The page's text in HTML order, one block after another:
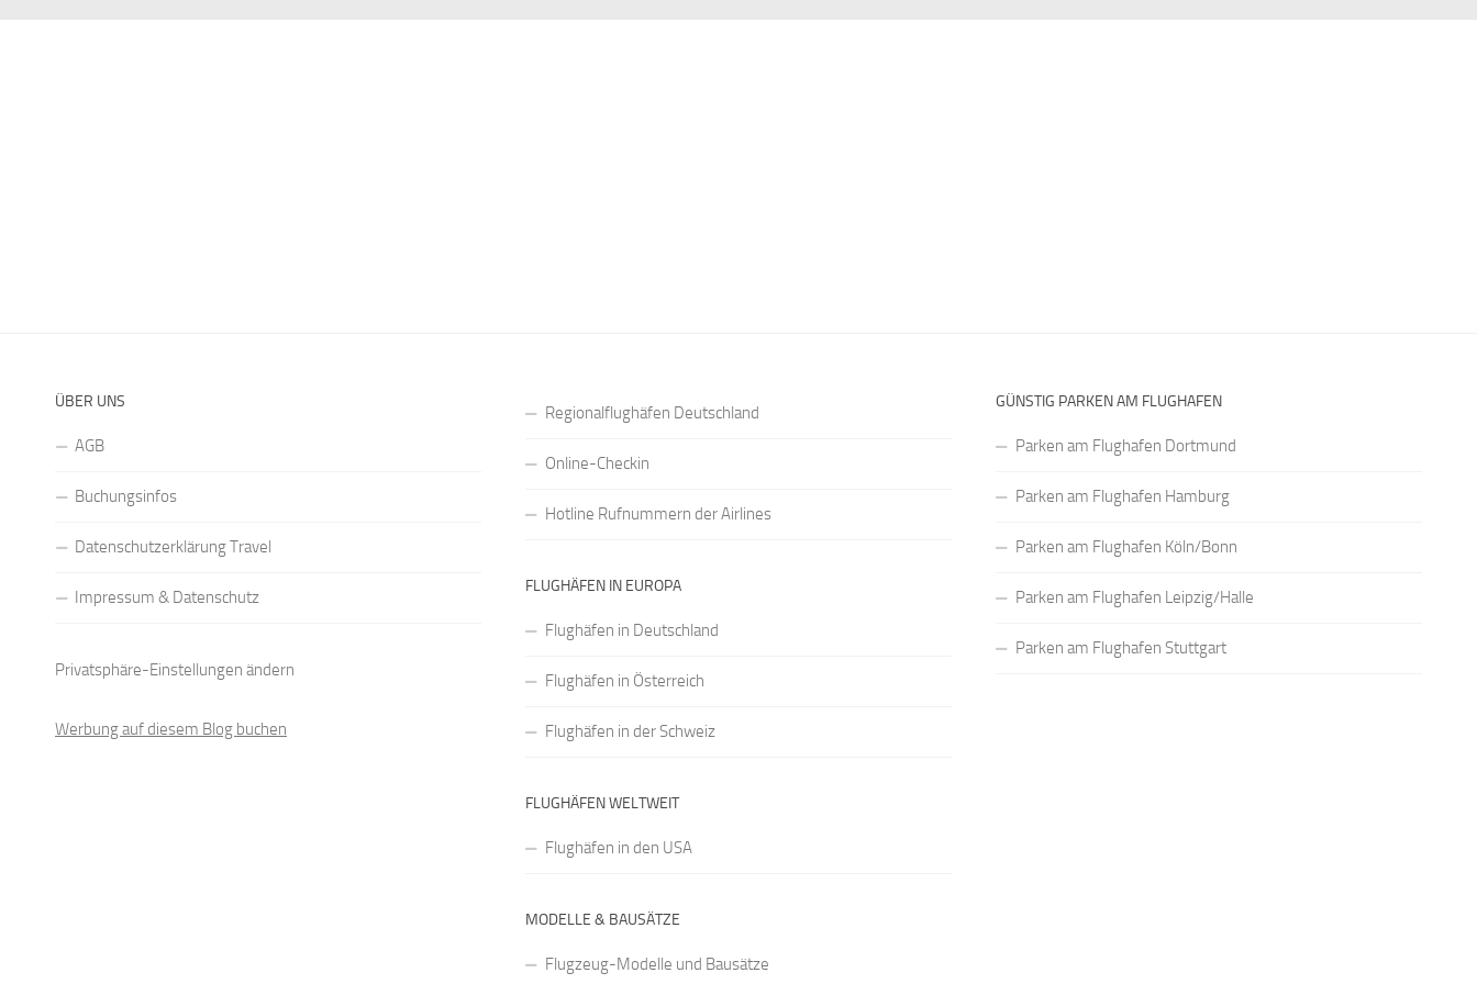
ÜBER UNS
AGB
Buchungsinfos
Datenschutzerklärung Travel
Impressum & Datenschutz
Privatsphäre-Einstellungen ändern
Werbung auf diesem Blog buchen
Regionalflughäfen Deutschland
Online-Checkin
Hotline Rufnummern der Airlines
FLUGHÄFEN IN EUROPA
Flughäfen in Deutschland
Flughäfen in Österreich
Flughäfen in der Schweiz
FLUGHÄFEN WELTWEIT
Flughäfen in den USA
MODELLE & BAUSÄTZE
Flugzeug-Modelle und Bausätze
GÜNSTIG PARKEN AM FLUGHAFEN
Parken am Flughafen Dortmund
Parken am Flughafen Hamburg
Parken am Flughafen Köln/Bonn
Parken am Flughafen Leipzig/Halle
Parken am Flughafen Stuttgart